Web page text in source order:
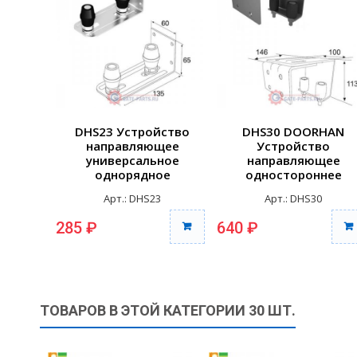
DHS23 Устройство
направляющее
универсальное
однорядное
Арт.: DHS23
285 ₽
DHS30 DOORHAN
Устройство
направляющее
одностороннее
Арт.: DHS30
640 ₽
ТОВАРОВ В ЭТОЙ КАТЕГОРИИ 30 ШТ.